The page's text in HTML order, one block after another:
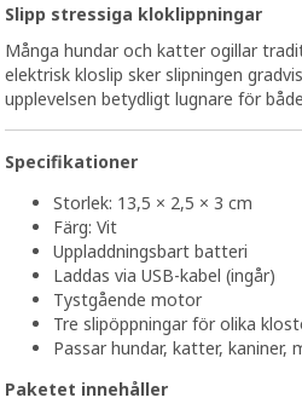
Slipp stressiga kloklippningar
Många hundar och katter ogillar
elektrisk kloslip sker slipningen
upplevelsen betydligt lugnare för
Specifikationer
Storlek: 13,5 × 2,5 × 3 cm
Färg: Vit
Uppladdningsbart batteri
Laddas via USB-kabel (ingår)
Tystgående motor
Tre slipöppningar för olika
Passar hundar, katter,
Paketet innehåller